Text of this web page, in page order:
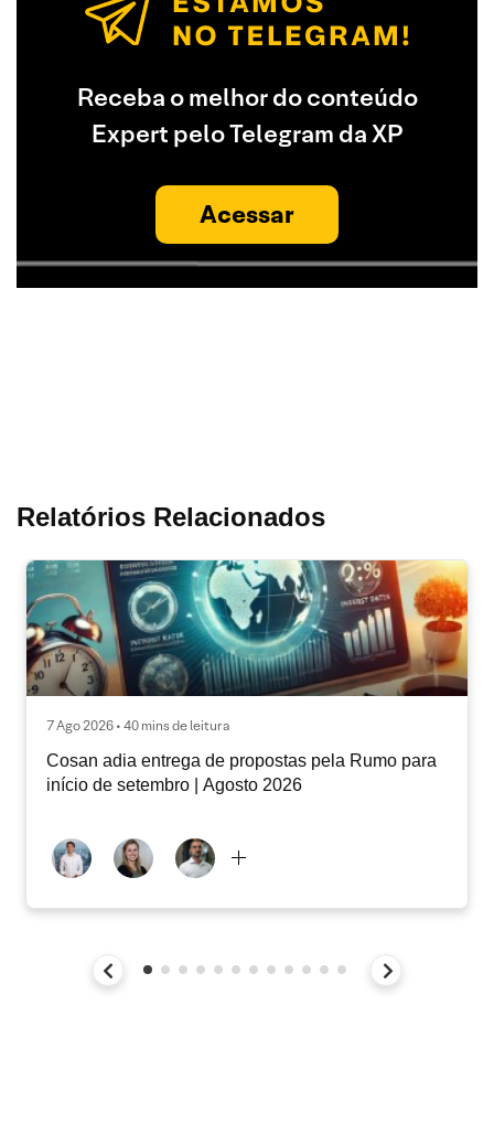
Receba o melhor do conteúdo
Expert pelo Telegram da XP
Acessar
Relatórios Relacionados
7 Ago 2026 • 40 mins de leitura
Cosan adia entrega de propostas pela Rumo para
início de setembro | Agosto 2026